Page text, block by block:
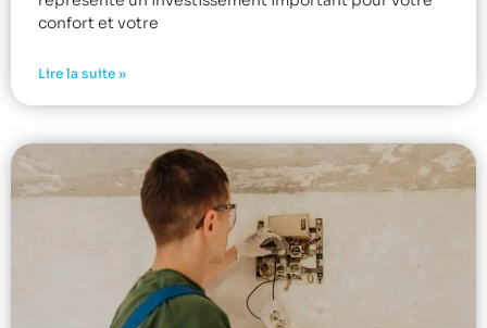
confort et votre
Lire la suite »